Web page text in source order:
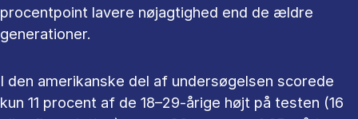
procentpoint lavere nøjagtighed end de ældre
generationer.
I den amerikanske del af undersøgelsen scorede
kun 11 procent af de 18–29-årige højt på testen (16